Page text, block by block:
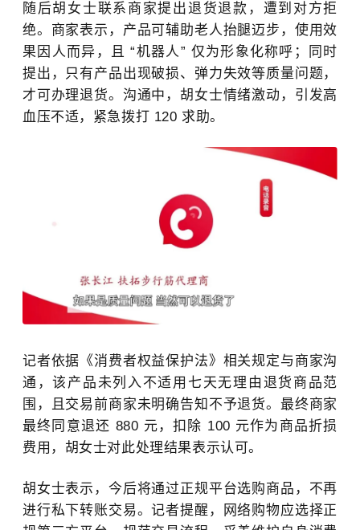
随后胡女士联系商家提出退货退款，遭到对方拒
绝。商家表示，产品可辅助老人抬腿迈步，使用效
果因人而异，且 “机器人” 仅为形象化称呼；同时
提出，只有产品出现破损、弹力失效等质量问题，
才可办理退货。沟通中，胡女士情绪激动，引发高
血压不适，紧急拨打 120 求助。
记者依据《消费者权益保护法》相关规定与商家沟
通，该产品未列入不适用七天无理由退货商品范
围，且交易前商家未明确告知不予退货。 最终商家
最终同意退还 880 元，扣除 100 元作为商品折损
费用，胡女士对此处理结果表示认可。
胡女士表示，今后将通过正规平台选购商品，不再
进行私下转账交易。记者提醒，网络购物应选择正